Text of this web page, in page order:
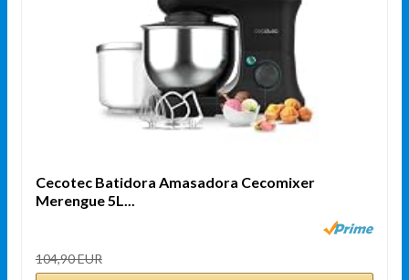
Cecotec Batidora Amasadora Cecomixer
Merengue 5L...
104,90 EUR